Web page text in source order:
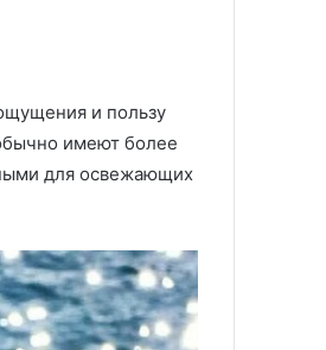
и пользу
имеют более
для освежающих